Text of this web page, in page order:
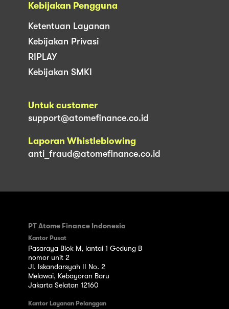
Kebijakan Pengguna
Ketentuan Layanan
Kebijakan Privasi
RIPLAY
Kebijakan SMKI
Untuk customer
support@atomefinance.co.id
Laporan Whistleblowing
anti_fraud@atomefinance.co.id
PT Atome Finance Indonesia
Kantor Pusat
Pasaraya Blok M, lantai 1 Gedung B
nomor unit 2
Jl. Iskandarsyah II No. 2
Melawai, Kebayoran Baru
Jakarta Selatan 12160
Kantor Layanan Pelanggan